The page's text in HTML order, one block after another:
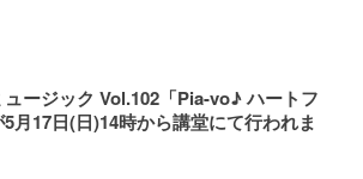
ージック Vol.102「Pia-vo♪ ハートフ
月17日(日)14時から講堂にて行われま